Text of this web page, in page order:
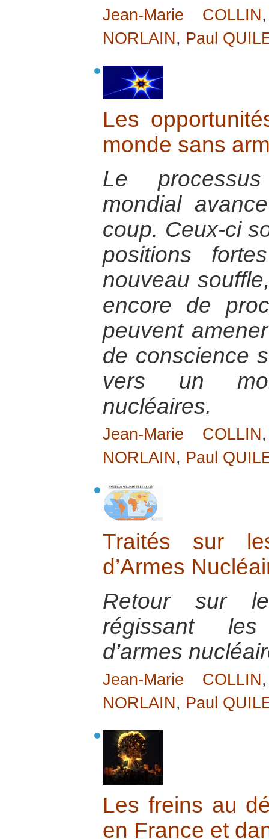
Jean-Marie COLLIN
NORLAIN, Paul
Les
monde sans
Le
mondial
coup. Ceux-ci
positions
nouveau
encore de
peuvent
de conscience
vers un
nucléaires.
Jean-Marie COLLIN
NORLAIN, Paul
Traités sur
d’Armes
Retour sur
régissant
d’armes
Jean-Marie COLLIN
NORLAIN, Paul
Les freins au
en France et